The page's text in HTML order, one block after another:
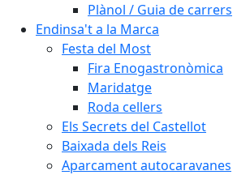
Plànol / Guia de carrers
Endinsa't a la Marca
Festa del Most
Fira Enogastronòmica
Maridatge
Roda cellers
Els Secrets del Castellot
Baixada dels Reis
Aparcament autocaravanes